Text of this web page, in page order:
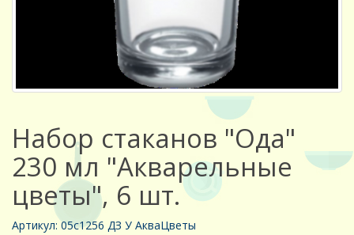
Набор стаканов "Ода"
230 мл "Акварельные
цветы", 6 шт.
Артикул: 05с1256 ДЗ У АкваЦветы